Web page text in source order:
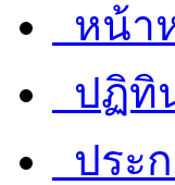
หน้า
ปฏิทิ
ประ